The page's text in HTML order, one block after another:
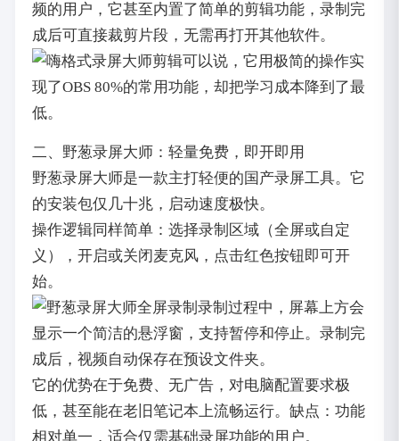
频的用户，它甚至内置了简单的剪辑功能，录制完
成后可直接裁剪片段，无需再打开其他软件。
可以说，它用极简的操作实
现了OBS 80%的常用功能，却把学习成本降到了最
低。
二、野葱录屏大师：轻量免费，即开即用
野葱录屏大师是一款主打轻便的国产录屏工具。它
的安装包仅几十兆，启动速度极快。
操作逻辑同样简单：选择录制区域（全屏或自定
义），开启或关闭麦克风，点击红色按钮即可开
始。
录制过程中，屏幕上方会
显示一个简洁的悬浮窗，支持暂停和停止。录制完
成后，视频自动保存在预设文件夹。
它的优势在于免费、无广告，对电脑配置要求极
低，甚至能在老旧笔记本上流畅运行。缺点：功能
相对单一，适合仅需基础录屏功能的用户。